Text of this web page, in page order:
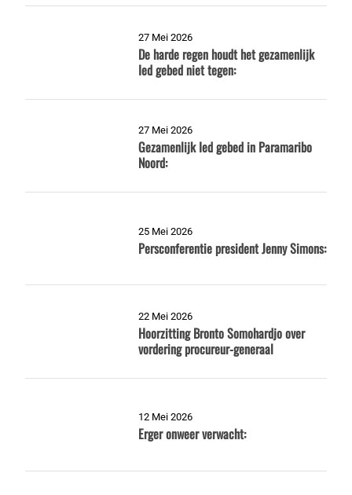
27 Mei 2026
De harde regen houdt het gezamenlijk
Ied gebed niet tegen:
27 Mei 2026
Gezamenlijk Ied gebed in Paramaribo
Noord:
25 Mei 2026
Persconferentie president Jenny Simons:
22 Mei 2026
Hoorzitting Bronto Somohardjo over
vordering procureur-generaal
12 Mei 2026
Erger onweer verwacht: